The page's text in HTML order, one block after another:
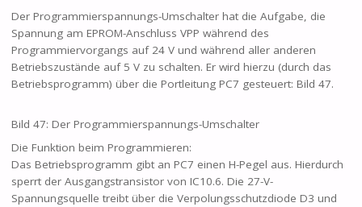
Der Programmierspannungs-Umschalter hat die Aufgabe, die
Spannung am EPROM-Anschluss VPP während des
Programmiervorgangs auf 24 V und während aller anderen
Betriebszustände auf 5 V zu schalten. Er wird hierzu (durch das
Betriebsprogramm) über die Portleitung PC7 gesteuert: Bild 47.
Bild 47: Der Programmierspannungs-Umschalter
Die Funktion beim Programmieren:
Das Betriebsprogramm gibt an PC7 einen H-Pegel aus. Hierdurch
sperrt der Ausgangstransistor von IC10.6. Die 27-V-
Spannungsquelle treibt über die Verpolungsschutzdiode D3 und